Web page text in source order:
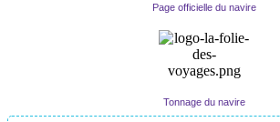
Page officielle du navire
Tonnage du navire